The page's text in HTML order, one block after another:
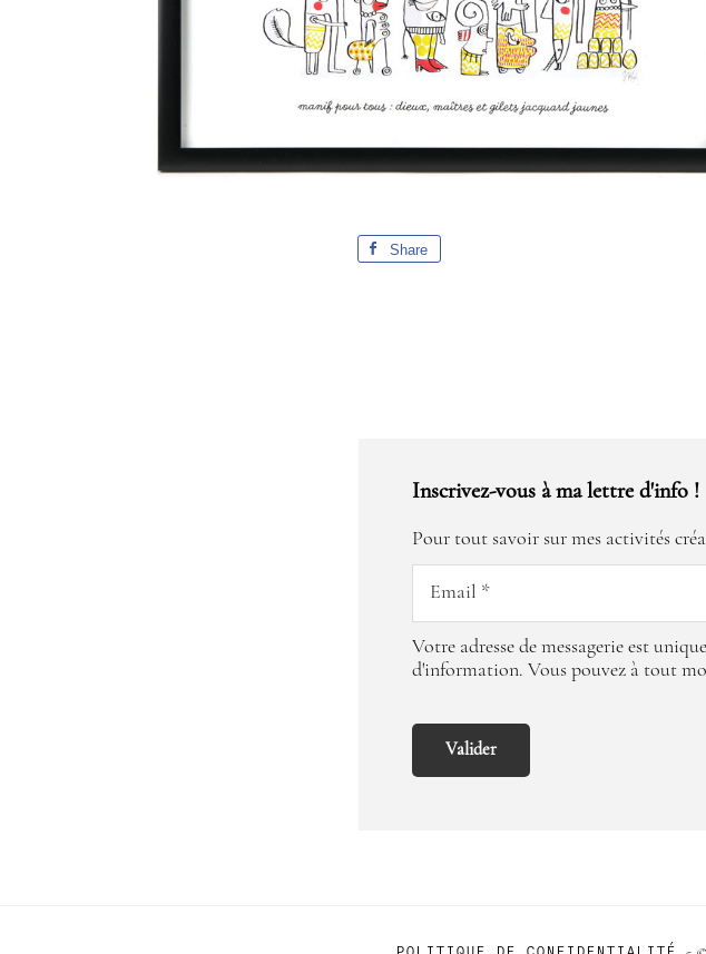
Share
Inscrivez-vous à ma lettre d'info !
Pour tout savoir sur mes activités
Votre adresse de messagerie est
d'information. Vous pouvez à tout